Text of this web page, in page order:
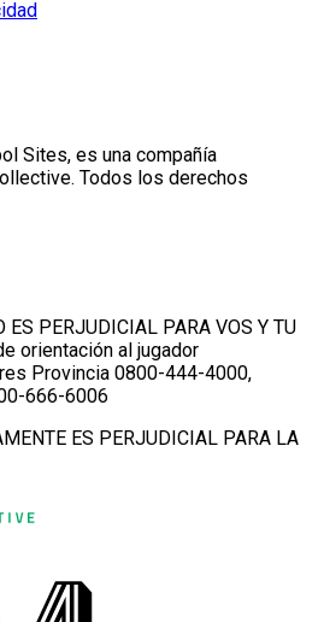
Sites, es una compañía
Todos los derechos
ES PERJUDICIAL PARA VOS Y TU
orientación al jugador
Provincia 0800-444-4000,
666-6006
ES PERJUDICIAL PARA LA